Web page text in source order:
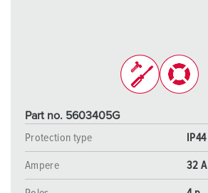
Part no. 5603405G
Protection type
IP44
Ampere 32 A